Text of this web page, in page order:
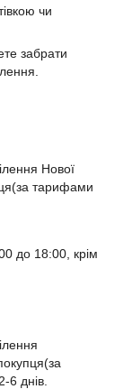
чи
забрати
Нової
тарифами
до 18:00, крім
6 днів.